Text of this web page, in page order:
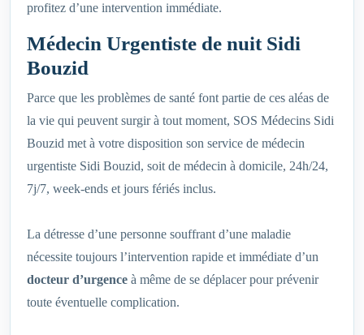
profitez d’une intervention immédiate.
Médecin Urgentiste de nuit Sidi
Bouzid
Parce que les problèmes de santé font partie de ces aléas de
la vie qui peuvent surgir à tout moment, SOS Médecins Sidi
Bouzid met à votre disposition son service de médecin
urgentiste Sidi Bouzid, soit de médecin à domicile, 24h/24,
7j/7, week-ends et jours fériés inclus.
La détresse d’une personne souffrant d’une maladie
nécessite toujours l’intervention rapide et immédiate d’un
docteur d’urgence à même de se déplacer pour prévenir
toute éventuelle complication.